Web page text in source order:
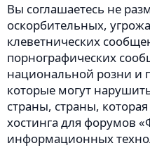
Вы соглашаетесь не
оскорбительных,
клеветнических
порнографических
национальной розни и
которые могут
страны, страны,
хостинга для форумов
информационных